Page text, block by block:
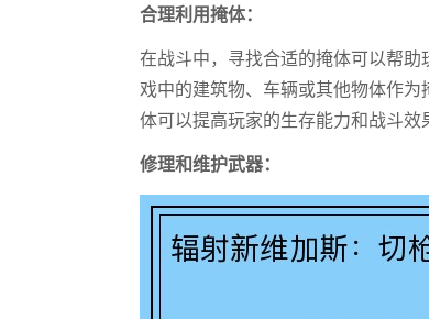
合理利用掩体：
在战斗中，寻找合适的掩体可以帮
戏中的建筑物、车辆或其他物体作
体可以提高玩家的生存能力和战斗效
修理和维护武器：